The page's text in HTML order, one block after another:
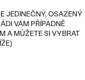
JEDINEČNÝ, OSAZENÝ
VÁM PŘÍPADNĚ
A MŮŽETE SI VYBRAT